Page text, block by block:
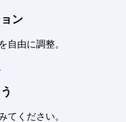
ン
自由に調整。
てください。